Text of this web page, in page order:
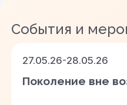
События и
27.05.26-28.05.26
Поколение вне